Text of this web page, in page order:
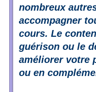
nombreux
accompagner
cours. Le
guérison ou le
améliorer votre
ou en